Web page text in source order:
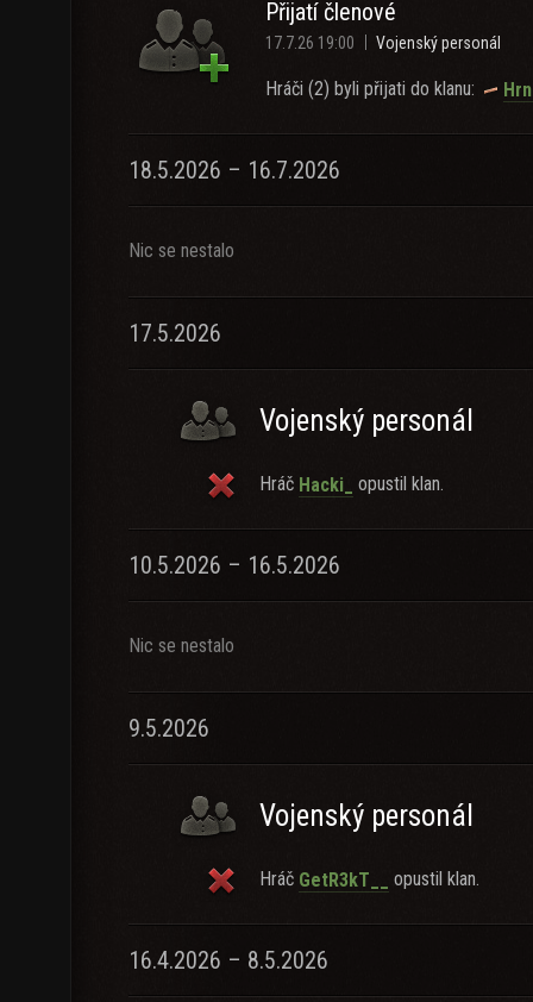
Přijatí členové
17.7.26 19:00 Vojenský personál
Hráči (2) byli přijati do klanu:
18.5.2026 – 16.7.2026
Nic se nestalo
17.5.2026
Vojenský personál
Hráč Hacki_ opustil klan.
10.5.2026 – 16.5.2026
Nic se nestalo
9.5.2026
Vojenský personál
Hráč GetR3kT__ opustil klan.
16.4.2026 – 8.5.2026